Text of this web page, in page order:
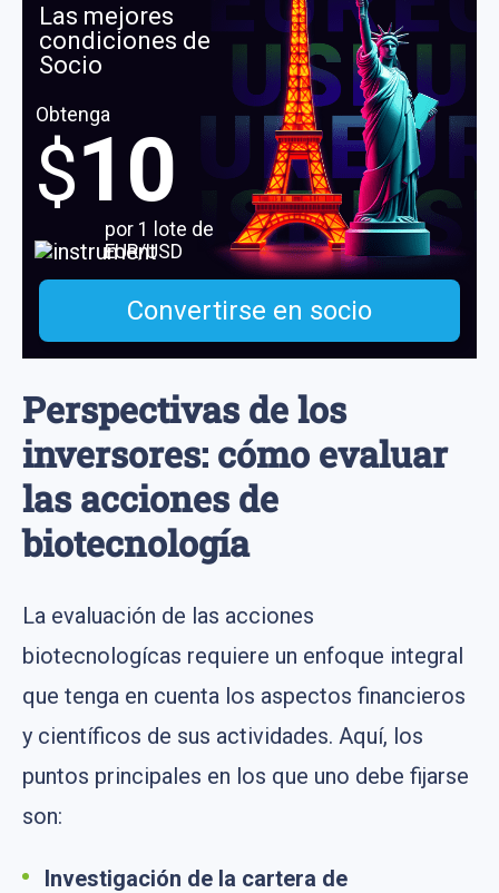
Las mejores
condiciones de
Socio
Obtenga
$10
por 1 lote de
EUR/USD
Convertirse en socio
Perspectivas de los
inversores: cómo evaluar
las acciones de
biotecnología
La evaluación de las acciones
biotecnologícas requiere un enfoque integral
que tenga en cuenta los aspectos financieros
y científicos de sus actividades. Aquí, los
puntos principales en los que uno debe fijarse
son:
Investigación de la cartera de